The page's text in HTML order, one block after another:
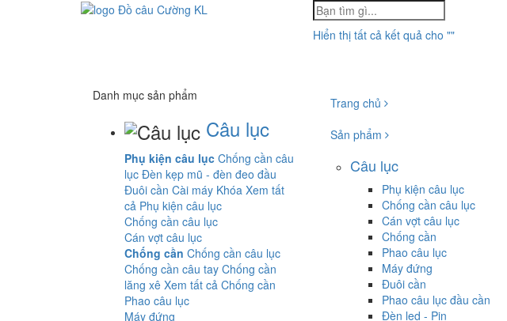
Hiển thị tất cả kết quả cho ""
Danh mục sản phẩm
Câu lục
Phụ kiện câu lục Chống cần câu
lục Đèn kẹp mũ - đèn đeo đầu
Đuôi cần Cài máy Khóa Xem tất
cả Phụ kiện câu lục
Chống cần câu lục
Cán vợt câu lục
Chống cần Chống cần câu lục
Chống cần câu tay Chống cần
lăng xê Xem tất cả Chống cần
Phao câu lục
Máy đứng
Trang chủ
Sản phẩm
Câu lục
Phụ kiện câu lục
Chống cần câu lục
Cán vợt câu lục
Chống cần
Phao câu lục
Máy đứng
Đuôi cần
Phao câu lục đầu cần
Đèn led - Pin